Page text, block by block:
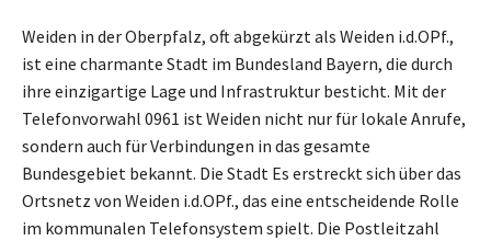
Weiden in der Oberpfalz, oft abgekürzt als Weiden i.d.OPf.,
ist eine charmante Stadt im Bundesland Bayern, die durch
ihre einzigartige Lage und Infrastruktur besticht. Mit der
Telefonvorwahl 0961 ist Weiden nicht nur für lokale Anrufe,
sondern auch für Verbindungen in das gesamte
Bundesgebiet bekannt. Die Stadt Es erstreckt sich über das
Ortsnetz von Weiden i.d.OPf., das eine entscheidende Rolle
im kommunalen Telefonsystem spielt. Die Postleitzahl